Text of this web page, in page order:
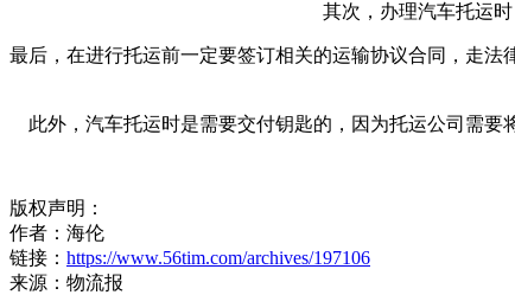
其次，办理汽车托运
最后，在进行托运前一定要签订相关的运输协议合同，走
此外，汽车托运时是需要交付钥匙的，因为托运公司需
版权声明：
作者：海伦
链接： https://www.56tim.com/archives/197106
来源：物流报